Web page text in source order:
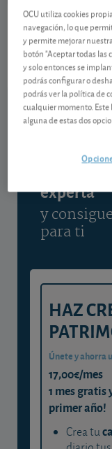
Roche PS
CH1499059983
06/08/2026 Zúrich
experta
y
para ti
HAZ
Únete y ahorra
17,00€/mes
1 mes gratis
primer año!
Crea tu
OCU utiliza cookies
navegación, lo que
y permite mejorar
botón "Aceptar todas las
y solo entonces se
podrás configurar o
podrás ver la política de
cualquier momento.
alguna de estas dos